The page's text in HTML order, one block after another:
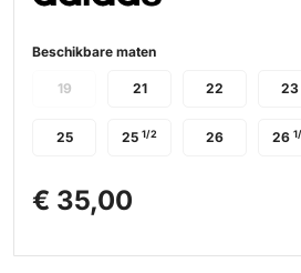
Beschikbare maten
21 22 23
25 25 1/2 26 26
19
€ 35,00